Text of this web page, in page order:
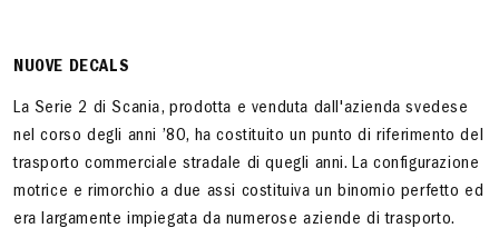
NUOVE DECALS
La Serie 2 di Scania, prodotta e venduta dall'azienda svedese
nel corso degli anni ’80, ha costituito un punto di riferimento del
trasporto commerciale stradale di quegli anni. La configurazione
motrice e rimorchio a due assi costituiva un binomio perfetto ed
era largamente impiegata da numerose aziende di trasporto.